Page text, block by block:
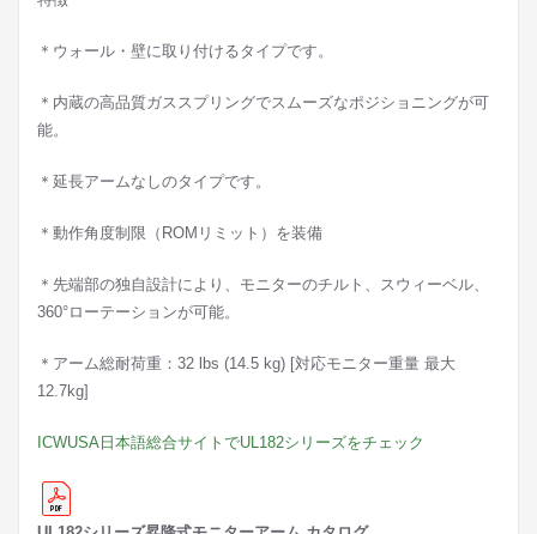
＊ウォール・壁に取り付けるタイプです。
＊内蔵の高品質ガススプリングでスムーズなポジショニングが可
能。
＊延長アームなしのタイプです。
＊動作角度制限（ROMリミット）を装備
＊先端部の独自設計により、モニターのチルト、スウィーベル、
360°ローテーションが可能。
＊アーム総耐荷重：32 lbs (14.5 kg) [対応モニター重量 最大
12.7kg]
ICWUSA日本語総合サイトでUL182シリーズをチェック